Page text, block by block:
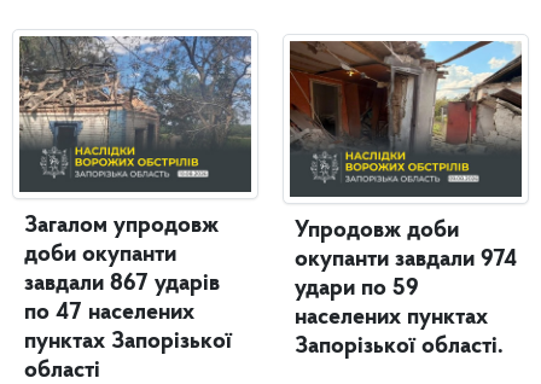
Загалом упродовж
доби окупанти
завдали 867 ударів
по 47 населених
пунктах Запорізької
області
Упродовж доби
окупанти завдали 974
удари по 59
населених пунктах
Запорізької області.